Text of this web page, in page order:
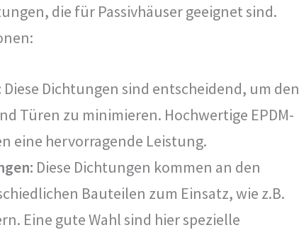
die für Passivhäuser geeignet sind.
Diese Dichtungen sind entscheidend, um den
Türen zu minimieren. Hochwertige EPDM-
eine hervorragende Leistung.
Diese Dichtungen kommen an den
Bauteilen zum Einsatz, wie z.B.
Eine gute Wahl sind hier spezielle